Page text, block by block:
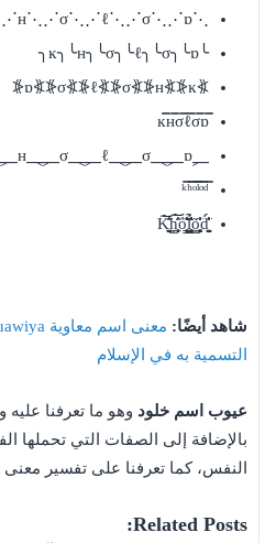
⋰ĸ⋱⋰н⋱⋰σ⋱⋰ℓ⋱⋰σ⋱⋰ɒ⋱
╰ĸ╮╰н╮╰σ╮╰ℓ╮╰σ╮╰ɒ╮
⦕ĸ⦖⦕н⦖⦕σ⦖⦕ℓ⦖⦕σ⦖⦕ɒ⦖
شاهد أيضًا:
التسمية به في الإسلام
عيوب اسم خلود وهو ما تعرفنا
بالإضافة إلى الصفات التي تحملها
النفس، كما تعرفنا على تفسير
Related Posts: